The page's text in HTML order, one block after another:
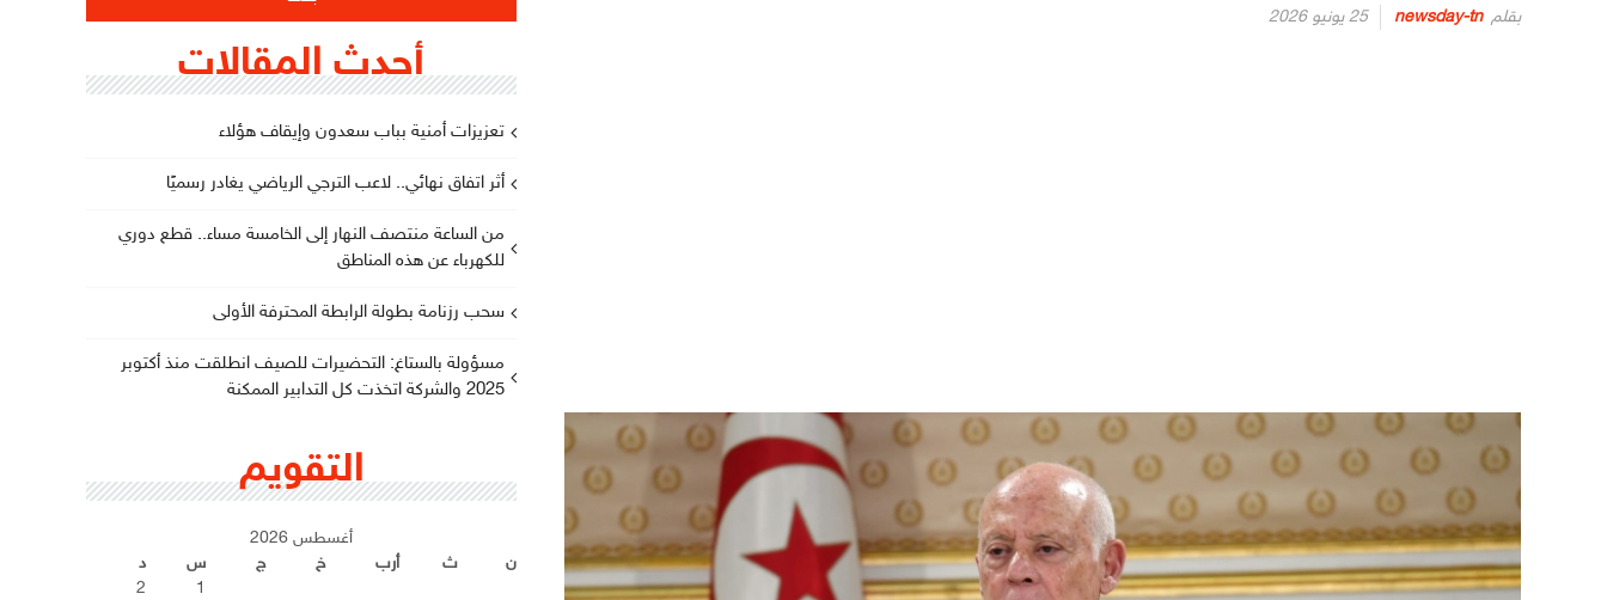
بقلم newsday-tn
Posted
25 يونيو 2026
أحدث المقالات
تعزيزات أمنية بباب سعدون وإيقاف هؤلاء
أثر اتفاق نهائي.. لاعب الترجي الرياضي يغادر رسميًا
من الساعة منتصف النهار إلى الخامسة مساء.. قطع دوري
للكهرباء عن هذه المناطق
سحب رزنامة بطولة الرابطة المحترفة الأولى
مسؤولة بالستاغ: التحضيرات للصيف انطلقت منذ أكتوبر
2025 والشركة اتخذت كل التدابير الممكنة
التقويم
أغسطس 2026
ن
ث أرب خ ج س
د
1
2